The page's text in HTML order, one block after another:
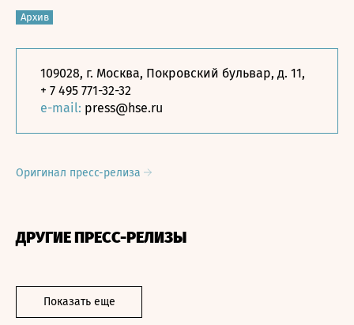
Архив
109028, г. Москва, Покровский бульвар, д. 11,
+ 7 495 771-32-32
e-mail: press@hse.ru
Оригинал пресс-релиза
ДРУГИЕ ПРЕСС-РЕЛИЗЫ
Показать еще